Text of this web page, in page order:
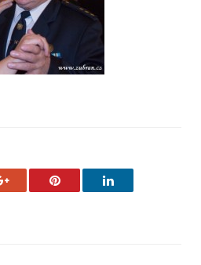
Google+ Pinterest LinkedIn